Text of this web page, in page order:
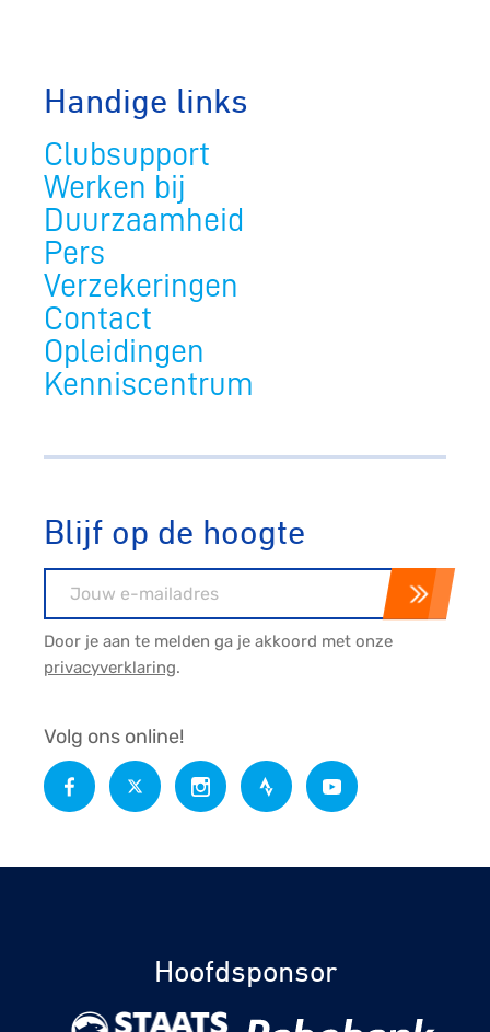
Handige links
Clubsupport
Werken bij
Duurzaamheid
Pers
Verzekeringen
Contact
Opleidingen
Kenniscentrum
Blijf op de hoogte
Door je aan te melden ga je akkoord met onze
privacyverklaring.
Volg ons online!
Hoofdsponsor